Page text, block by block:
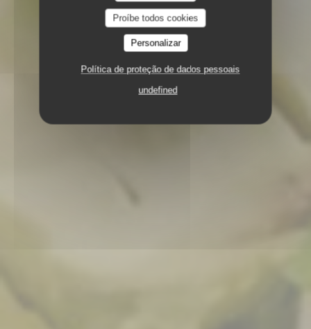
Proíbe todos cookies
Personalizar
Política de proteção de dados pessoais
undefined